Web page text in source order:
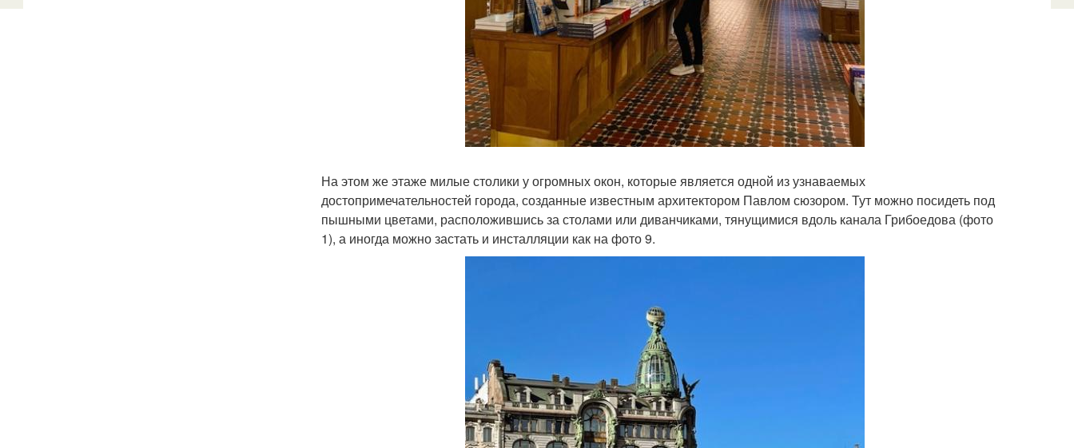
На этом же этаже милые столики у огромных окон, которые является одной из узнаваемых
достопримечательностей города, созданные известным архитектором Павлом сюзором. Тут можно посидеть под
пышными цветами, расположившись за столами или диванчиками, тянущимися вдоль канала Грибоедова (фото
1), а иногда можно застать и инсталляции как на фото 9.